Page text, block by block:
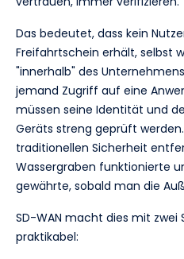
Das bedeutet, dass kein
Freifahrtschein erhält, selbst
"innerhalb" des
jemand Zugriff auf eine
müssen seine Identität und
Geräts streng geprüft
traditionellen Sicherheit
Wassergraben funktionierte
gewährte, sobald man die
SD-WAN macht dies mit zwei
praktikabel: